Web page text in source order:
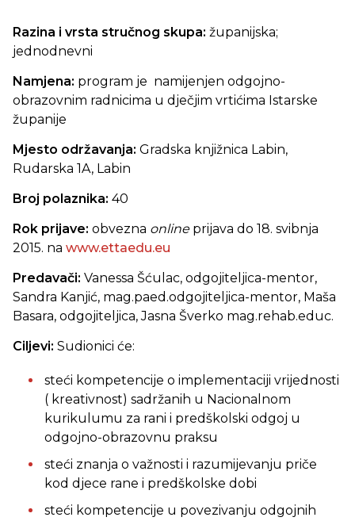
Razina i vrsta stručnog skupa: županijska;
jednodnevni
Namjena: program je namijenjen odgojno-
obrazovnim radnicima u dječjim vrtićima Istarske
županije
Mjesto održavanja: Gradska knjižnica Labin,
Rudarska 1A, Labin
Broj polaznika: 40
Rok prijave: obvezna onlineprijava do 18. svibnja
2015. na www.ettaedu.eu
Predavači: Vanessa Šćulac, odgojiteljica-mentor,
Sandra Kanjić, mag.paed.odgojiteljica-mentor, Maša
Basara, odgojiteljica, Jasna Šverko mag.rehab.educ.
Ciljevi: Sudionici će:
steći kompetencije o implementaciji vrijednosti
( kreativnost) sadržanih u Nacionalnom
kurikulumu za rani i predškolski odgoj u
odgojno-obrazovnu praksu
steći znanja o važnosti i razumijevanju priče
kod djece rane i predškolske dobi
steći kompetencije u povezivanju odgojnih